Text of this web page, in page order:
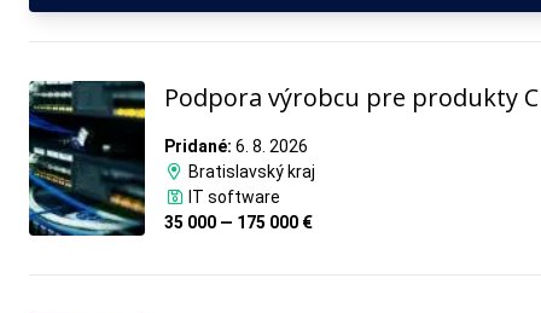
Podpora výrobcu pre produkty
Pridané: 6. 8. 2026
Bratislavský kraj
IT software
35 000 — 175 000 €